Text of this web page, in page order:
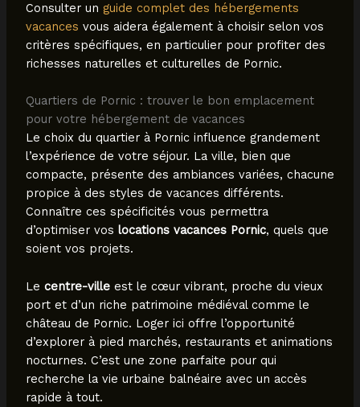
Consulter un guide complet des hébergements
vacances vous aidera également à choisir selon vos
critères spécifiques, en particulier pour profiter des
richesses naturelles et culturelles de Pornic.
Quartiers de Pornic : trouver le bon emplacement
pour votre hébergement de vacances
Le choix du quartier à Pornic influence grandement
l’expérience de votre séjour. La ville, bien que
compacte, présente des ambiances variées, chacune
propice à des styles de vacances différents.
Connaître ces spécificités vous permettra
d’optimiser vos locations vacances Pornic, quels que
soient vos projets.
Le centre-villeest le cœur vibrant, proche du vieux
port et d’un riche patrimoine médiéval comme le
château de Pornic. Loger ici offre l’opportunité
d’explorer à pied marchés, restaurants et animations
nocturnes. C’est une zone parfaite pour qui
recherche la vie urbaine balnéaire avec un accès
rapide à tout.